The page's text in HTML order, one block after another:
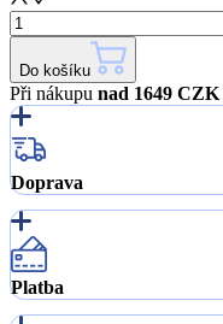
Do košíku
Při nákupu nad 1649 CZK
Doprava
Platba